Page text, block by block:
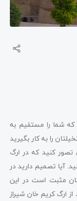
شما را مستقیم به
را به کار بگیرید
تصور کنید که در ارگ
آیا تصمیم دارید در
مثبت است در این
از ارگ کریم خان شیراز